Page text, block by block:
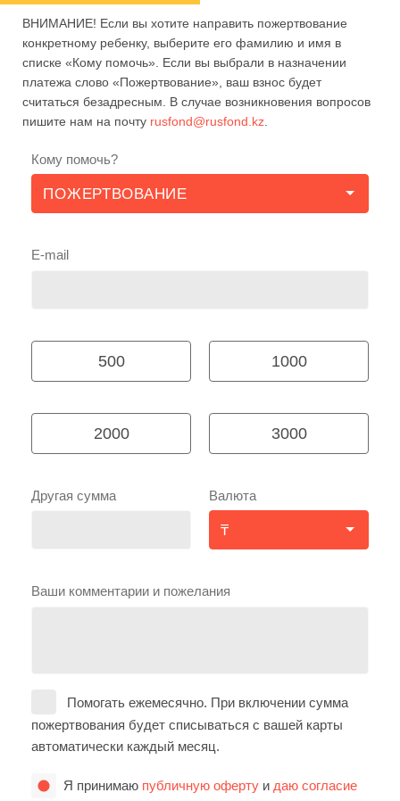
ВНИМАНИЕ! Если вы хотите направить пожертвование
конкретному ребенку, выберите его фамилию и имя в
списке «Кому помочь». Если вы выбрали в назначении
платежа слово «Пожертвование», ваш взнос будет
считаться безадресным. В случае возникновения вопросов
пишите нам на почту rusfond@rusfond.kz
Кому помочь?
E-mail
500 1000
2000 3000
Другая сумма Валюта
Ваши комментарии и пожелания
Помогать ежемесячно. При включении сумма
пожертвования будет списываться с вашей карты
автоматически каждый месяц.
Я принимаю публичную офертуи даю согласие